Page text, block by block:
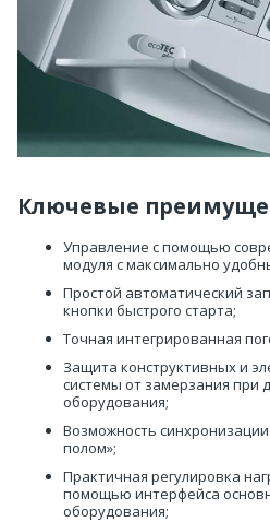
Ключевые
Управление с помощью
модуля с максимально
Простой автоматический
кнопки быстрого старта;
Точная интегрированная
Защита конструктивных и
системы от замерзания при
оборудования;
Возможность
полом»;
Практичная регулировка
помощью интерфейса
оборудования;